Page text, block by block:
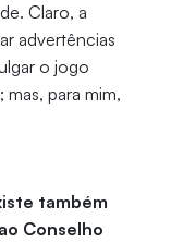
Claro, a
advertências
o jogo
para mim,
também
Conselho